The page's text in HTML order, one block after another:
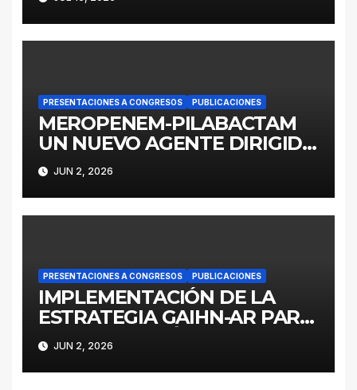
cloacae complex in
Argentina: a retrospective
PRESENTACIONES A CONGRESOS PUBLICACIONES
MEROPENEM-PILABACTAM
UN NUEVO AGENTE DIRIGIDO
A ENTEROBACTERALES
PRODUCTORES DE
SERINOCARBAPENEMASAS
JUN 2, 2026
PRESENTACIONES A CONGRESOS PUBLICACIONES
IMPLEMENTACIÓN DE LA
ESTRATEGIA GAIHN-AR PARA
LA CONTENCIÓN DE
ENTEROBACTERALES
PRODUCTORES DE
JUN 2, 2026